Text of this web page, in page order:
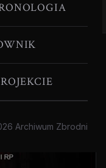
Archiwum Zbrodni